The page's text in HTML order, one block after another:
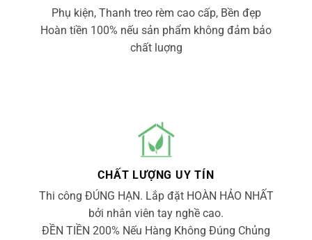
Phụ kiện, Thanh treo rèm cao cấp, Bền đẹp
Hoàn tiền 100% nếu sản phẩm không đảm bảo
chất luợng
CHẤT LƯỢNG UY TÍN
Thi công ĐÚNG HẠN. Lắp đặt HOÀN HẢO NHẤT
bởi nhân viên tay nghề cao.
ĐỀN TIỀN 200% Nếu Hàng Không Đúng Chủng